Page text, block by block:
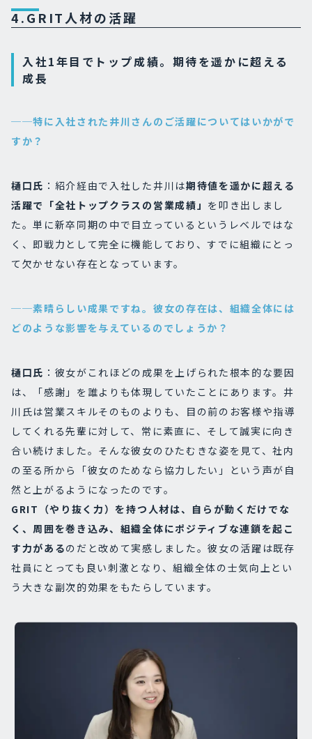
4.GRIT人材の活躍
入社1年目でトップ成績。期待を遥かに超える
成長
──特に入社された井川さんのご活躍についてはいかがで
すか？
樋口氏 ：紹介経由で入社した井川は期待値を遥かに超える
活躍で「全社トップクラスの営業成績」 を叩き出しまし
た。単に新卒同期の中で目立っているというレベルではな
く、即戦力として完全に機能しており、すでに組織にとっ
て欠かせない存在となっています。
──素晴らしい成果ですね。彼女の存在は、組織全体には
どのような影響を与えているのでしょうか？
樋口氏 ：彼女がこれほどの成果を上げられた根本的な要因
は、「感謝」を誰よりも体現していたことにあります。井
川氏は営業スキルそのものよりも、目の前のお客様や指導
してくれる先輩に対して、常に素直に、そして誠実に向き
合い続けました。そんな彼女のひたむきな姿を見て、社内
の至る所から「彼女のためなら協力したい」という声が自
然と上がるようになったのです。
GRIT（やり抜く力）を持つ人材は、自らが動くだけでな
く、周囲を巻き込み、組織全体にポジティブな連鎖を起こ
す力があるのだと改めて実感しました。彼女の活躍は既存
社員にとっても良い刺激となり、組織全体の士気向上とい
う大きな副次的効果をもたらしています。